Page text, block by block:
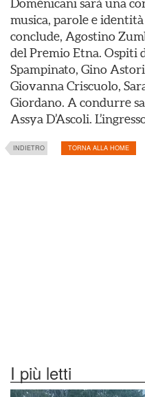
Domenicani sarà una
musica, parole e
conclude, Agostino
del Premio Etna. Ospiti
Spampinato, Gino
Giovanna Criscuolo,
Giordano. A condurre
Assya D’Ascoli.
INDIETRO TORNA ALLA HOME
I più letti